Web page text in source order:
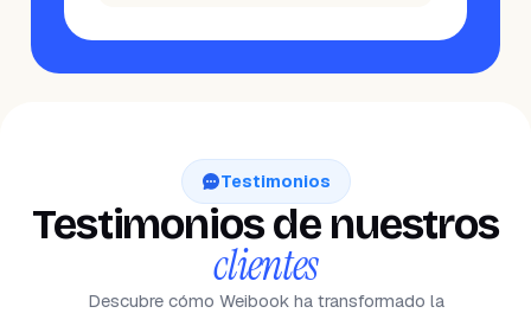
Testimonios
Testimonios de nuestros
clientes
Descubre cómo Weibook ha transformado la